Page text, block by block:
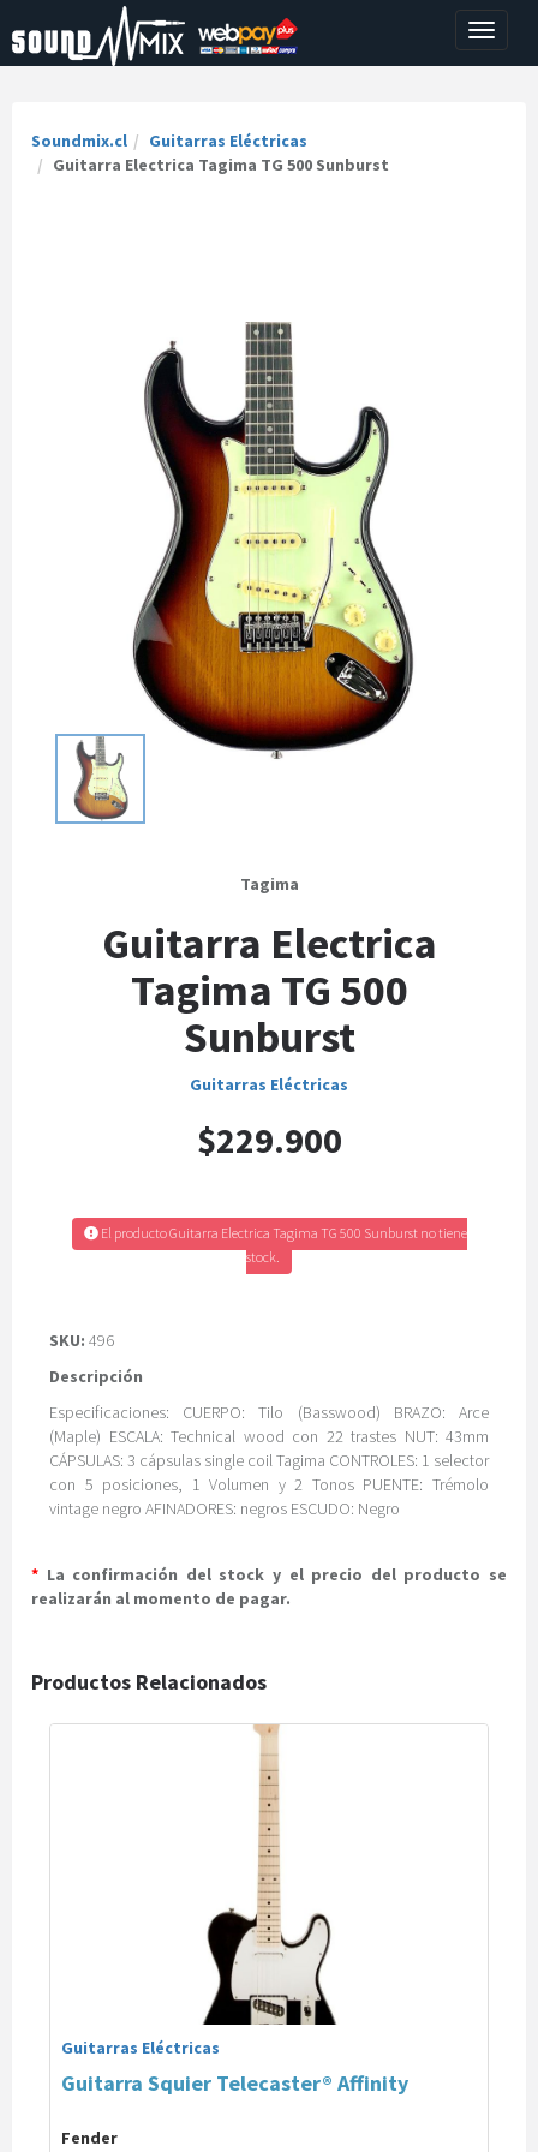
Toggle
Soundmix.cl
Guitarras Eléctricas
Guitarra Electrica Tagima TG 500 Sunburst
Tagima
Guitarra Electrica
Tagima TG 500
Sunburst
Guitarras Eléctricas
$229.900
El producto Guitarra Electrica Tagima TG 500 Sunburst no tiene
stock.
SKU: 496
Descripción
Especificaciones: CUERPO: Tilo (Basswood) BRAZO: Arce
(Maple) ESCALA: Technical wood con 22 trastes NUT: 43mm
CÁPSULAS: 3 cápsulas single coil Tagima CONTROLES: 1 selector
con 5 posiciones, 1 Volumen y 2 Tonos PUENTE: Trémolo
vintage negro AFINADORES: negros ESCUDO: Negro
* La confirmación del stock y el precio del producto se
realizarán al momento de pagar.
Productos Relacionados
Guitarras Eléctricas
Guitarra Squier Telecaster® Affinity
Fender